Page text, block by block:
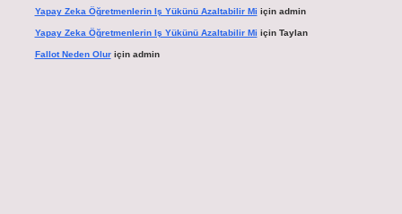
Yapay Zeka Öğretmenlerin Iş Yükünü Azaltabilir Mi için admin
Yapay Zeka Öğretmenlerin Iş Yükünü Azaltabilir Mi için Taylan
Fallot Neden Oluriçin admin